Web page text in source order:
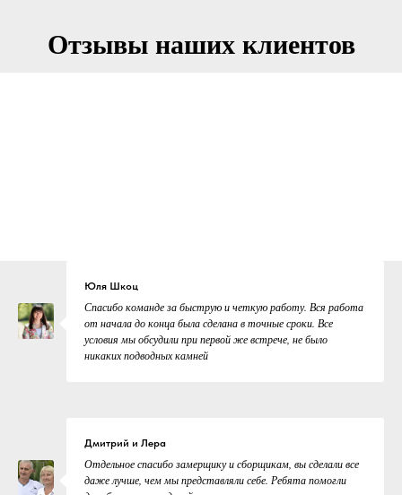
Отзывы наших клиентов
Юля Шкоц
Спасибо команде за быструю и четкую работу. Вся работа
от начала до конца была сделана в точные сроки. Все
условия мы обсудили при первой же встрече, не было
никаких подводных камней
Дмитрий и Лера
Отдельное спасибо замерщику и сборщикам, вы сделали все
даже лучше, чем мы представляли себе. Ребята помогли